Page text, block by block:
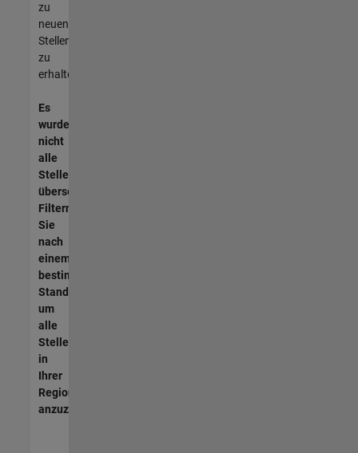
zu
neuen
Stellenangeboten
zu
erhalten.
Es
wurden
nicht
alle
Stellen
übersetzt.
Filtern
Sie
nach
einem
bestimmten
Standort,
um
alle
Stellenangebote
in
Ihrer
Region
anzuzeigen.